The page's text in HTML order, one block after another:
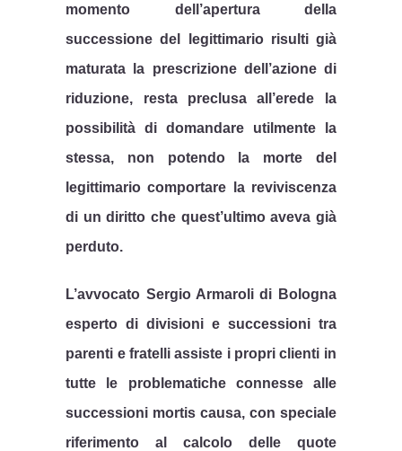
momento dell’apertura della
successione del legittimario risulti già
maturata la prescrizione dell’azione di
riduzione, resta preclusa all’erede la
possibilità di domandare utilmente la
stessa, non potendo la morte del
legittimario comportare la reviviscenza
di un diritto che quest’ultimo aveva già
perduto.
L’avvocato Sergio Armaroli di Bologna
esperto di divisioni e successionitra
parenti e fratelli assiste i propri clienti in
tutte le problematiche connesse alle
successioni mortis causa, con speciale
riferimento al calcolo delle quote